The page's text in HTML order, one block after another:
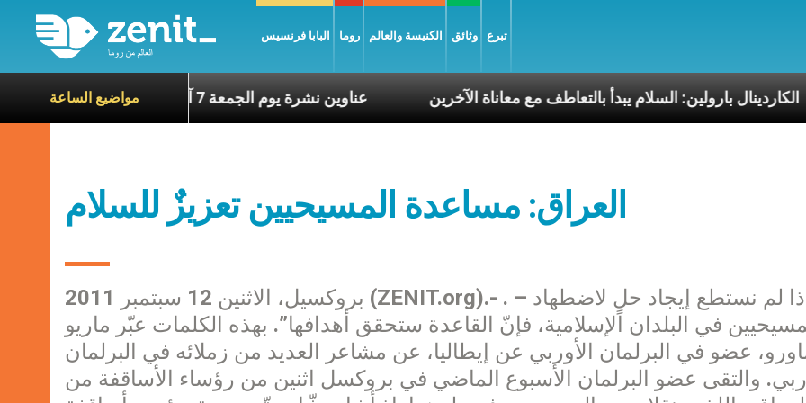
البابا فرنسيس روما الكنيسة والعالم وثائق تبرع
مواضيع الساعةعناوين نشرة يوم الجمعة 7 آب 2026: السلام يُبنى بصبر يومًا بعد يوم الكاردينال بارولين: السلام يبدأ بالتعاطف مع معاناة الآخرين
العراق: مساعدة المسيحيين تعزيزٌ للسلام
بروكسيل، الاثنين 12 سبتمبر 2011 (ZENIT.org).- . – إذا لم نستطع إيجاد حلٍ لاضطهاد
في البلدان الإسلامية، فإنّ القاعدة ستحقق أهدافها”. بهذه الكلمات عبّر ماريو
عضو في البرلمان الأوربي عن إيطاليا، عن مشاعر العديد من زملائه في البرلمان
والتقى عضو البرلمان الأسبوع الماضي في بروكسل اثنين من رؤساء الأساقفة من